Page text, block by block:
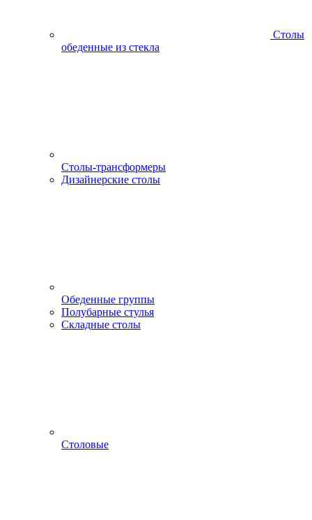
Столы
обеденные из стекла
Столы-трансформеры
Дизайнерские столы
Обеденные группы
Полубарные стулья
Складные столы
Столовые